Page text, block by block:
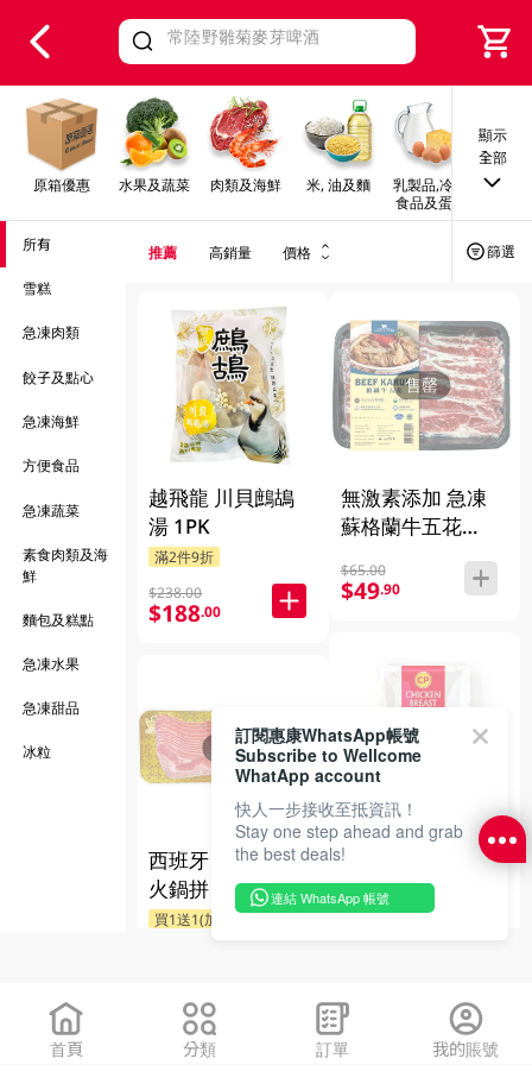
Valid Until 30 June 2026
原箱優惠 水果及蔬菜 肉類及海鮮 米, 油及麵
乳製品,冷凍
食品及蛋類
早餐
顯示
全部
所有
雪糕
急凍肉類
餃子及點心
急凍海鮮
方便食品
急凍蔬菜
素食肉類及海
鮮
麵包及糕點
急凍水果
急凍甜品
冰粒
推薦 高銷量 價格 篩選
越飛龍 川貝鷓鴣
湯 1PK
滿2件9折
$238.00
$188.00
售罄
西班牙 急凍豚肉
火鍋拼 200GM
售罄
無激素添加 急凍
蘇格蘭牛五花
$65.00
$49.90
售罄
CP 急凍去皮無骨
雞胸 500GM
2件$39
首頁 分類 訂單 我的賬號
訂閱惠康WhatsApp帳號
Subscribe to Wellcome
WhatApp account
快人一步接收至抵資訊！
Stay one step ahead and grab
the best deals!
連結 WhatsApp 帳號